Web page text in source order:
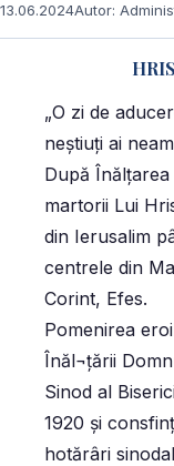
13.06.2024Autor:
„O zi de
neştiuţi ai
După
martorii Lui
din Ierusalim
centrele din
Corint, Efes.
Pomenirea
Înăl¬ţării
Sinod al
1920 și
hotărâri